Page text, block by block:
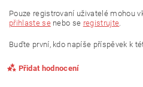
Pouze registrovaní uživatelé mohou
přihlaste senebo se registrujte.
Buďte první, kdo napíše příspěvek k
Přidat hodnocení